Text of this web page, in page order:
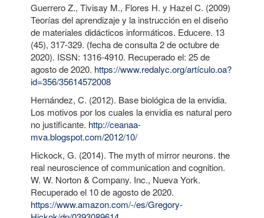
Guerrero Z., Tivisay M., Flores H. y Hazel C. (2009)
Teorías del aprendizaje y la instrucción en el diseño
de materiales didácticos informáticos. Educere. 13
(45), 317-329. (fecha de consulta 2 de octubre de
2020). ISSN: 1316-4910. Recuperado el: 25 de
agosto de 2020. https://www.redalyc.org/artículo.oa?
id=356/35614572008
Hernández, C. (2012). Base biológica de la envidia.
Los motivos por los cuales la envidia es natural pero
no justificante. http://ceanaa-
mva.blogspot.com/2012/10/
Hickock, G. (2014). The myth of mirror neurons. the
real neuroscience of communication and cognition.
W. W. Norton & Company. Inc., Nueva York.
Recuperado el 10 de agosto de 2020.
https://www.amazon.com/-/es/Gregory-